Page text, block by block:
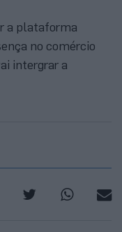
a plataforma
no comércio
intergrar a